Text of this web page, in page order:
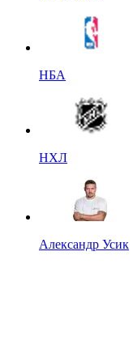
НБА
НХЛ
Александр Усик